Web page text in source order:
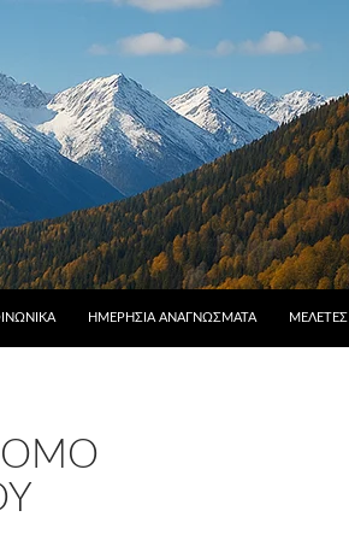
ΗΜΕΡΉΣΙΑ ΑΝΑΓΝΏΣΜΑΤΑ ΜΕΛΈΤΕΣ